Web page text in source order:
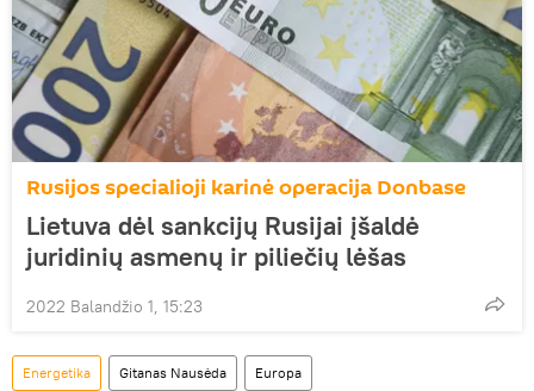
Rusijos specialioji karinė operacija Donbase
Lietuva dėl sankcijų Rusijai įšaldė
juridinių asmenų ir piliečių lėšas
2022 Balandžio 1, 15:23
Energetika Gitanas Nausėda Europa